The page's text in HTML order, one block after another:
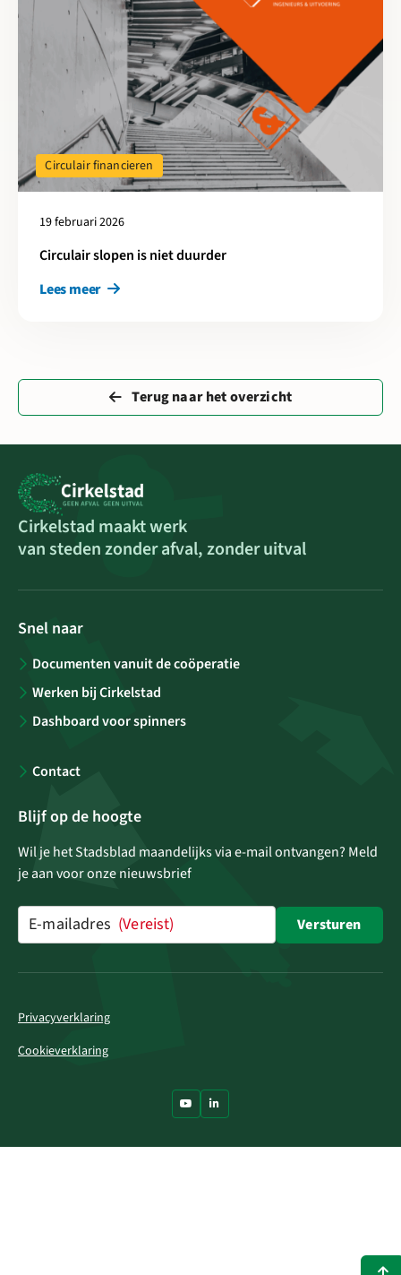
19 februari 2026
Circulair slopen is niet duurder
Circulair financieren
Lees meer
Terug naar het overzicht
Cirkelstad maakt werk
van steden zonder afval, zonder uitval
Snel naar
Documenten vanuit de coöperatie
Werken bij Cirkelstad
Dashboard voor spinners
Contact
Blijf op de hoogte
Wil je het Stadsblad maandelijks via e-mail ontvangen? Meld
je aan voor onze nieuwsbrief
E-mailadres (Vereist) Versturen
Privacyverklaring
Cookieverklaring
Ga naar Youtube
Ga naar LinkedIn